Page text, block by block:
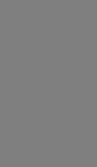
le procédé
distinctif une